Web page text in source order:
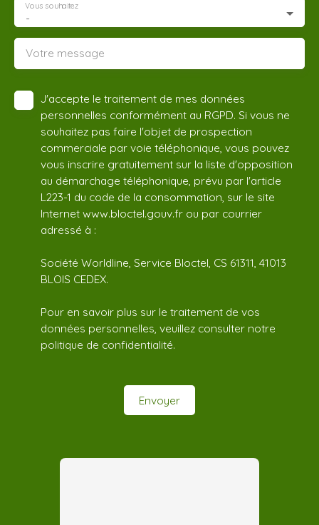
-
Vous souhaitez
Votre message
J'accepte le traitement de mes données
personnelles conformément au RGPD. Si vous ne
souhaitez pas faire l'objet de prospection
commerciale par voie téléphonique, vous pouvez
vous inscrire gratuitement sur la liste d'opposition
au démarchage téléphonique, prévu par l'article
L223-1 du code de la consommation, sur le site
Internet www.bloctel.gouv.fr ou par courrier
adressé à :
Société Worldline, Service Bloctel, CS 61311, 41013
BLOIS CEDEX.
Pour en savoir plus sur le traitement de vos
données personnelles, veuillez consulter notre
politique de confidentialité.
Envoyer